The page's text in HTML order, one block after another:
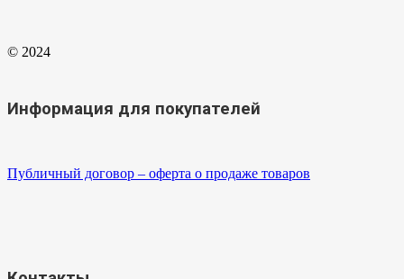
© 2024
Информация для покупателей
Публичный договор – оферта о продаже товаров